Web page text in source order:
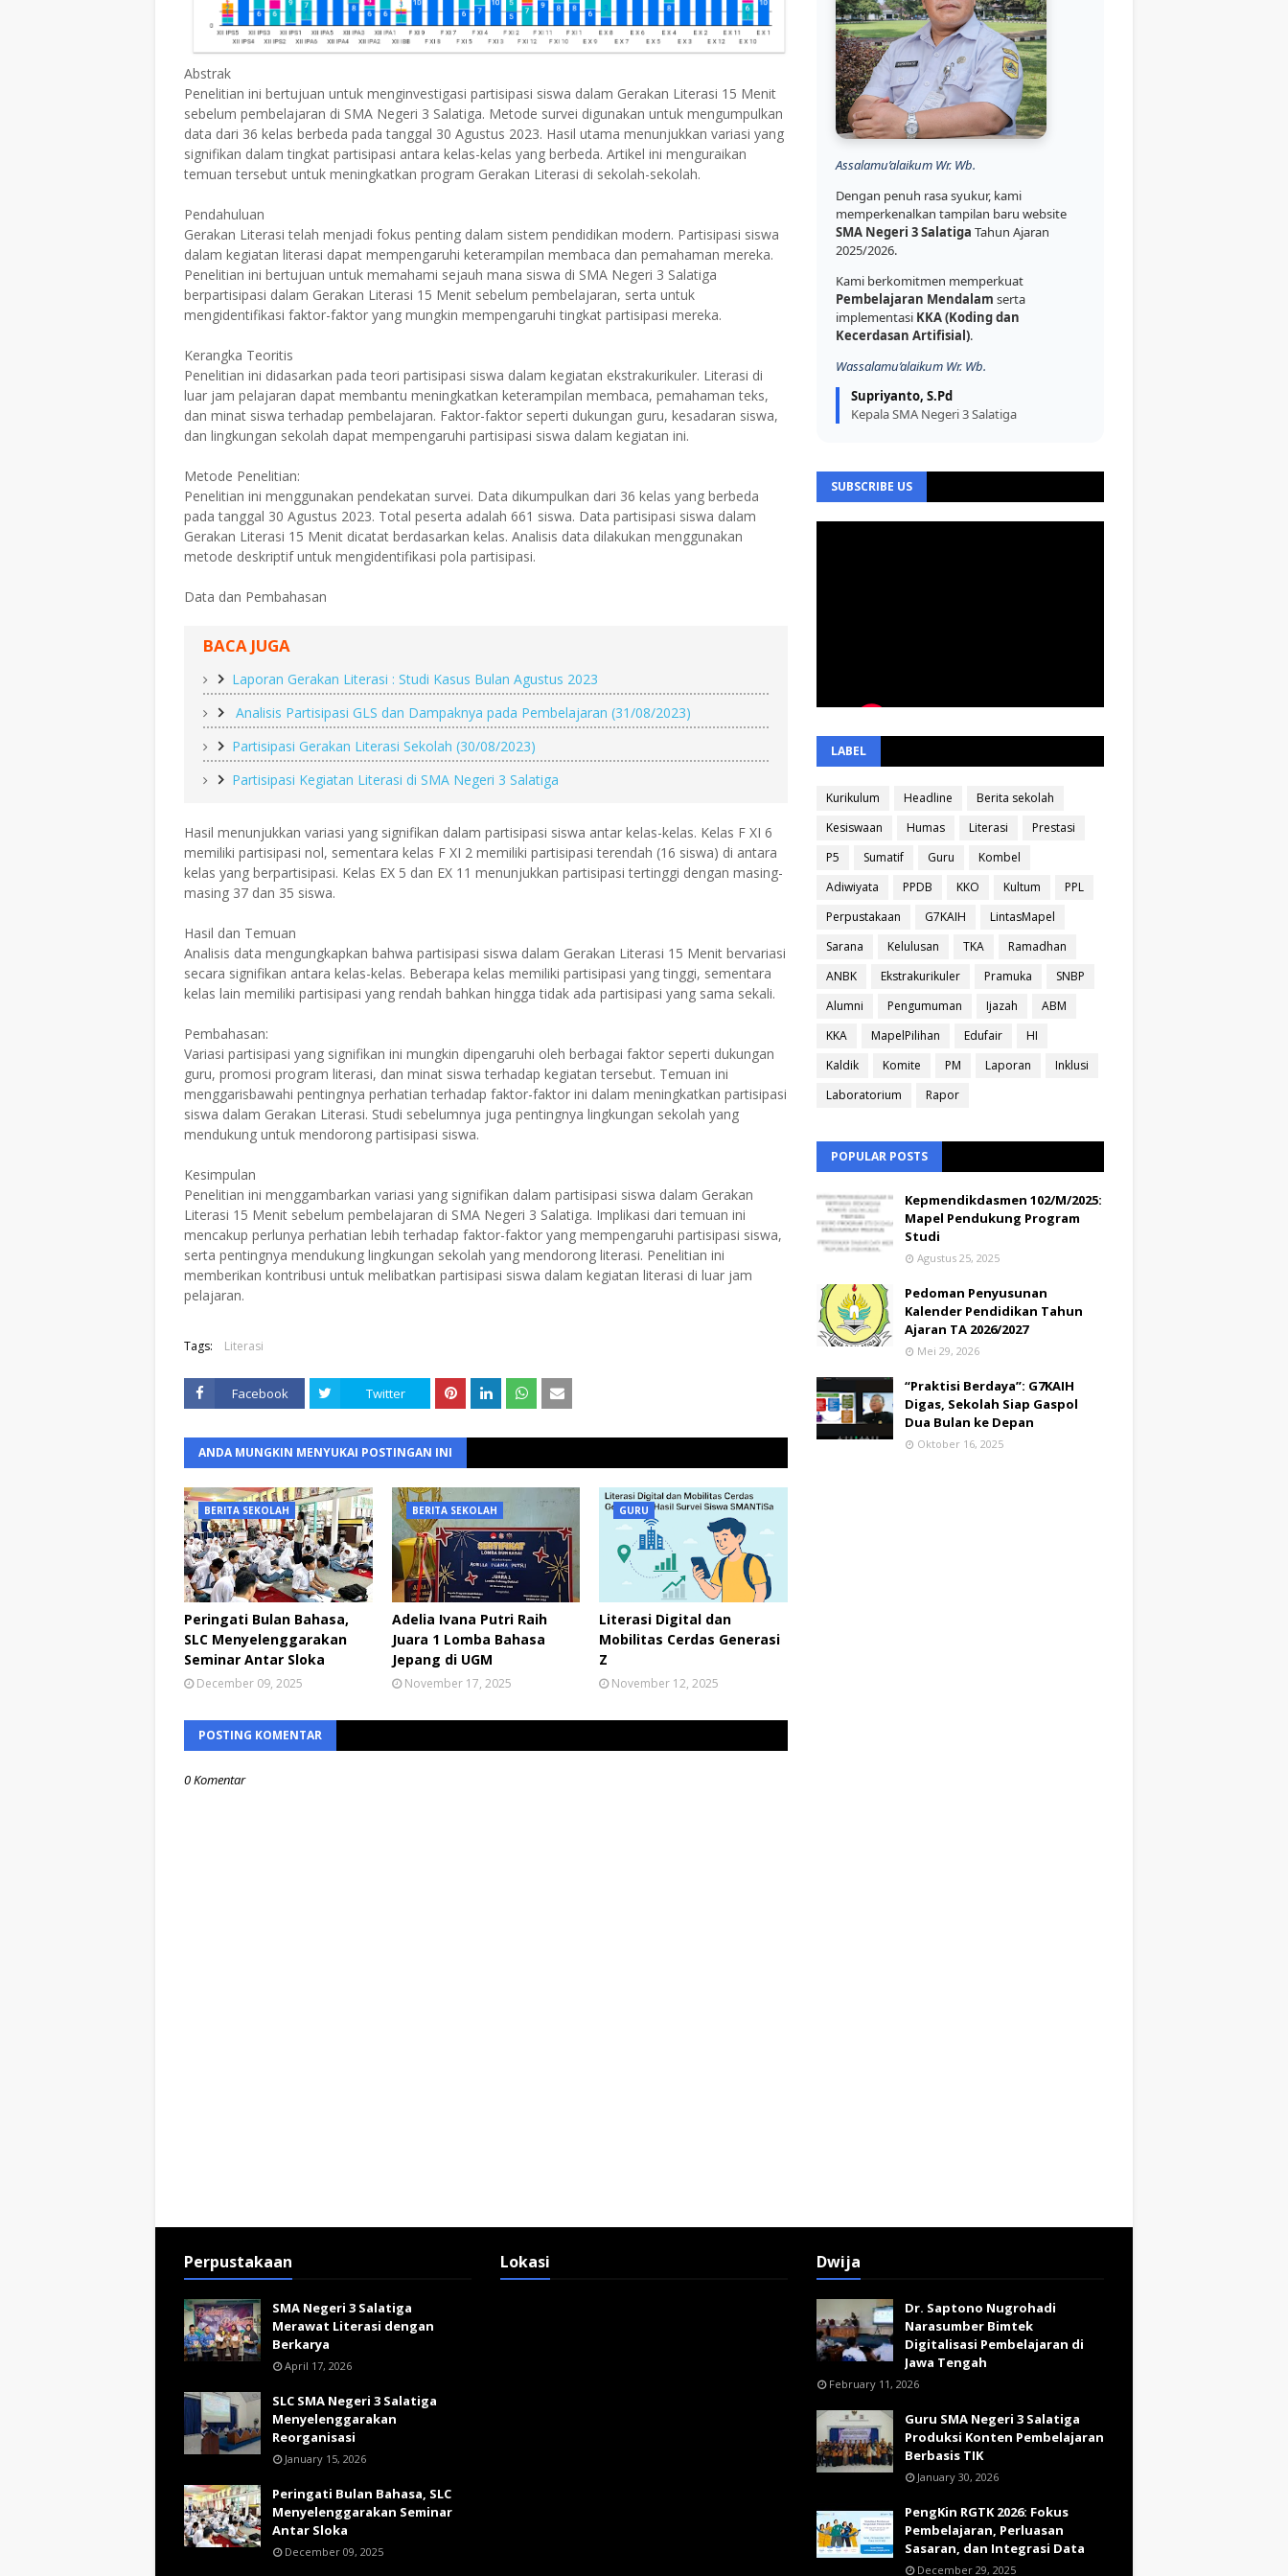
Abstrak
Penelitian ini bertujuan untuk menginvestigasi partisipasi siswa dalam Gerakan Literasi 15 Menit
sebelum pembelajaran di SMA Negeri 3 Salatiga. Metode survei digunakan untuk mengumpulkan
data dari 36 kelas berbeda pada tanggal 30 Agustus 2023. Hasil utama menunjukkan variasi yang
signifikan dalam tingkat partisipasi antara kelas-kelas yang berbeda. Artikel ini menguraikan
temuan tersebut untuk meningkatkan program Gerakan Literasi di sekolah-sekolah.
Pendahuluan
Gerakan Literasi telah menjadi fokus penting dalam sistem pendidikan modern. Partisipasi siswa
dalam kegiatan literasi dapat mempengaruhi keterampilan membaca dan pemahaman mereka.
Penelitian ini bertujuan untuk memahami sejauh mana siswa di SMA Negeri 3 Salatiga
berpartisipasi dalam Gerakan Literasi 15 Menit sebelum pembelajaran, serta untuk
mengidentifikasi faktor-faktor yang mungkin mempengaruhi tingkat partisipasi mereka.
Kerangka Teoritis
Penelitian ini didasarkan pada teori partisipasi siswa dalam kegiatan ekstrakurikuler. Literasi di
luar jam pelajaran dapat membantu meningkatkan keterampilan membaca, pemahaman teks,
dan minat siswa terhadap pembelajaran. Faktor-faktor seperti dukungan guru, kesadaran siswa,
dan lingkungan sekolah dapat mempengaruhi partisipasi siswa dalam kegiatan ini.
Metode Penelitian:
Penelitian ini menggunakan pendekatan survei. Data dikumpulkan dari 36 kelas yang berbeda
pada tanggal 30 Agustus 2023. Total peserta adalah 661 siswa. Data partisipasi siswa dalam
Gerakan Literasi 15 Menit dicatat berdasarkan kelas. Analisis data dilakukan menggunakan
metode deskriptif untuk mengidentifikasi pola partisipasi.
Data dan Pembahasan
BACA JUGA
Laporan Gerakan Literasi : Studi Kasus Bulan Agustus 2023
Analisis Partisipasi GLS dan Dampaknya pada Pembelajaran (31/08/2023)
Partisipasi Gerakan Literasi Sekolah (30/08/2023)
Partisipasi Kegiatan Literasi di SMA Negeri 3 Salatiga
Hasil menunjukkan variasi yang signifikan dalam partisipasi siswa antar kelas-kelas. Kelas F XI 6
memiliki partisipasi nol, sementara kelas F XI 2 memiliki partisipasi terendah (16 siswa) di antara
kelas yang berpartisipasi. Kelas EX 5 dan EX 11 menunjukkan partisipasi tertinggi dengan masing-
masing 37 dan 35 siswa.
Hasil dan Temuan
Analisis data mengungkapkan bahwa partisipasi siswa dalam Gerakan Literasi 15 Menit bervariasi
secara signifikan antara kelas-kelas. Beberapa kelas memiliki partisipasi yang tinggi, sementara
kelas lain memiliki partisipasi yang rendah bahkan hingga tidak ada partisipasi yang sama sekali.
Pembahasan:
Variasi partisipasi yang signifikan ini mungkin dipengaruhi oleh berbagai faktor seperti dukungan
guru, promosi program literasi, dan minat siswa terhadap kegiatan tersebut. Temuan ini
menggarisbawahi pentingnya perhatian terhadap faktor-faktor ini dalam meningkatkan partisipasi
siswa dalam Gerakan Literasi. Studi sebelumnya juga pentingnya lingkungan sekolah yang
mendukung untuk mendorong partisipasi siswa.
Kesimpulan
Penelitian ini menggambarkan variasi yang signifikan dalam partisipasi siswa dalam Gerakan
Literasi 15 Menit sebelum pembelajaran di SMA Negeri 3 Salatiga. Implikasi dari temuan ini
mencakup perlunya perhatian lebih terhadap faktor-faktor yang mempengaruhi partisipasi siswa,
serta pentingnya mendukung lingkungan sekolah yang mendorong literasi. Penelitian ini
memberikan kontribusi untuk melibatkan partisipasi siswa dalam kegiatan literasi di luar jam
pelajaran.
Tags: Literasi
Facebook Twitter
ANDA MUNGKIN MENYUKAI POSTINGAN INI
BERITA SEKOLAH
Peringati Bulan Bahasa,
SLC Menyelenggarakan
Seminar Antar Sloka
December 09, 2025
BERITA SEKOLAH
Adelia Ivana Putri Raih
Juara 1 Lomba Bahasa
Jepang di UGM
November 17, 2025
GURU
Literasi Digital dan
Mobilitas Cerdas Generasi
Z
November 12, 2025
POSTING KOMENTAR
0 Komentar
Assalamu’alaikum Wr. Wb.
Dengan penuh rasa syukur, kami
memperkenalkan tampilan baru website
SMA Negeri 3 Salatiga Tahun Ajaran
2025/2026.
Kami berkomitmen memperkuat
Pembelajaran Mendalam serta
implementasi KKA (Koding dan
Kecerdasan Artifisial).
Wassalamu’alaikum Wr. Wb.
Supriyanto, S.Pd
Kepala SMA Negeri 3 Salatiga
SUBSCRIBE US
LABEL
Kurikulum Headline
Berita sekolah
Kesiswaan
Humas Literasi
Prestasi
P5
Sumatif Guru
Kombel
Adiwiyata
PPDB KKO Kultum
PPL
Perpustakaan
G7KAIH
LintasMapel
Sarana
Kelulusan TKA
Ramadhan
ANBK
Ekstrakurikuler Pramuka
SNBP
Alumni
Pengumuman Ijazah
ABM
KKA
MapelPilihan Edufair
HI
Kaldik
Komite PM Laporan
Inklusi
Laboratorium
Rapor
POPULAR POSTS
Kepmendikdasmen 102/M/2025:
Mapel Pendukung Program
Studi
Agustus 25, 2025
Pedoman Penyusunan
Kalender Pendidikan Tahun
Ajaran TA 2026/2027
Mei 29, 2026
“Praktisi Berdaya”: G7KAIH
Digas, Sekolah Siap Gaspol
Dua Bulan ke Depan
Oktober 16, 2025
Perpustakaan
SMA Negeri 3 Salatiga
Merawat Literasi dengan
Berkarya
April 17, 2026
SLC SMA Negeri 3 Salatiga
Menyelenggarakan
Reorganisasi
January 15, 2026
Peringati Bulan Bahasa, SLC
Menyelenggarakan Seminar
Antar Sloka
December 09, 2025
Lokasi Dwija
Dr. Saptono Nugrohadi
Narasumber Bimtek
Digitalisasi Pembelajaran di
Jawa Tengah
February 11, 2026
Guru SMA Negeri 3 Salatiga
Produksi Konten Pembelajaran
Berbasis TIK
January 30, 2026
PengKin RGTK 2026: Fokus
Pembelajaran, Perluasan
Sasaran, dan Integrasi Data
December 29, 2025